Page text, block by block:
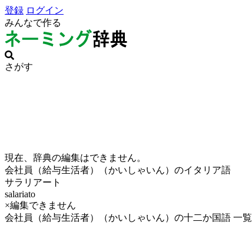
登録 ログイン
みんなで作る
さがす
現在、辞典の編集はできません。
会社員（給与生活者）（かいしゃいん）のイタリア語
サラリアート
salariato
×編集できません
会社員（給与生活者）（かいしゃいん）の十二か国語 一覧